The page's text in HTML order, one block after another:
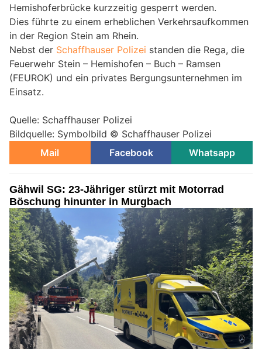
Hemishoferbrücke kurzzeitig gesperrt werden.
Dies führte zu einem erheblichen Verkehrsaufkommen
in der Region Stein am Rhein.
Nebst der Schaffhauser Polizei standen die Rega, die
Feuerwehr Stein – Hemishofen – Buch – Ramsen
(FEUROK) und ein privates Bergungsunternehmen im
Einsatz.
Quelle: Schaffhauser Polizei
Bildquelle: Symbolbild © Schaffhauser Polizei
Mail
Facebook Whatsapp
Gähwil SG: 23-Jähriger stürzt mit Motorrad
Böschung hinunter in Murgbach